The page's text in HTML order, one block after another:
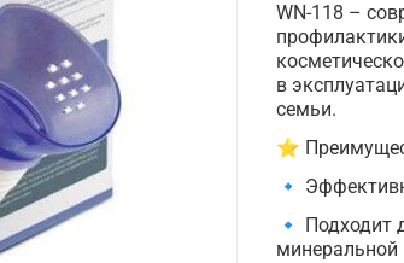
WN-118 –
в
семьи.
⭐
🔹
🔹 Подходит
минеральной